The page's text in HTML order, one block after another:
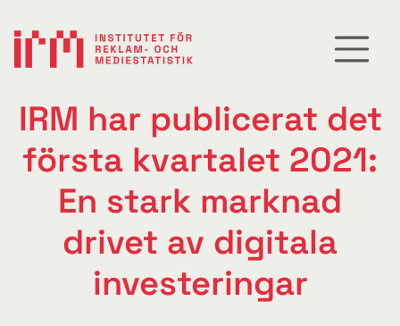
IRM har publicerat det
första kvartalet 2021:
En stark marknad
drivet av digitala
investeringar